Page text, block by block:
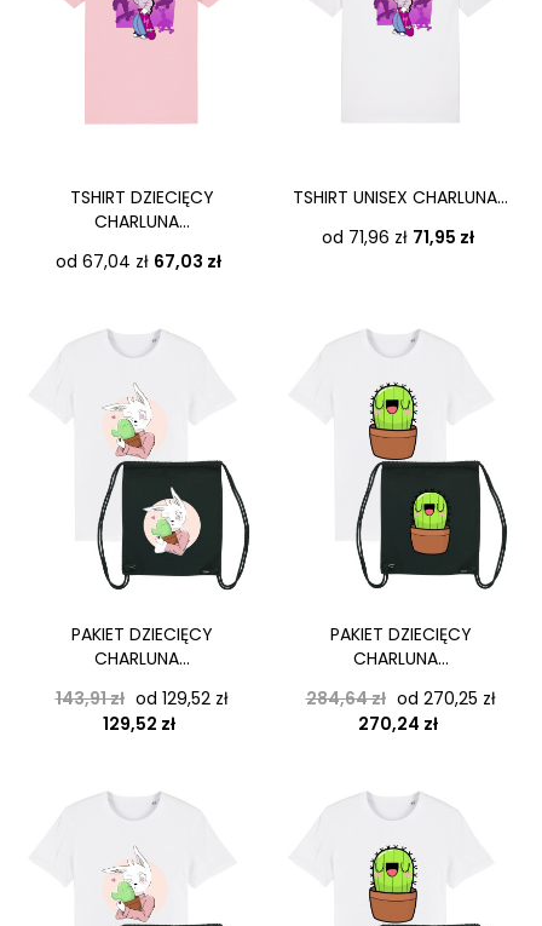
TSHIRT DZIECIĘCY
CHARLUNA...
od 67,04 zł Cena
67,03 zł
TSHIRT UNISEX CHARLUNA...
od 71,96 zł Cena
71,95 zł
PAKIET DZIECIĘCY
CHARLUNA...
Cena podstawowa
143,91 zł od 129,52 złCena
129,52 zł
PAKIET DZIECIĘCY
CHARLUNA...
Cena podstawowa
284,64 zł od 270,25 złCena
270,24 zł